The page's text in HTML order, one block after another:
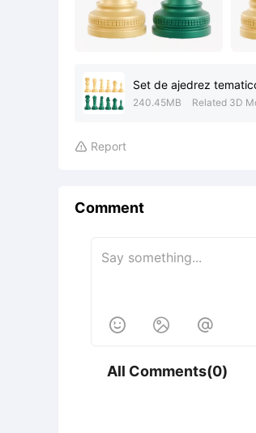
Set de ajedrez
240.45MB Related 3D
 Report
Comment
  
All Comments(0)